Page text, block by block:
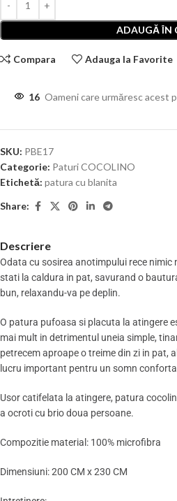
ADAUGĂ ÎN
Compara Adauga la Favorite
16 Oameni care urmăresc acest
SKU: PBE17
Categorie: Paturi COCOLINO
Etichetă: patura cu blanita
Share:
Descriere
Odata cu sosirea anotimpului rece nimic
stati la caldura in pat, savurand o
bun, relaxandu-va pe deplin.
O patura pufoasa si placuta la atingere
mai mult in detrimentul uneia simple,
petrecem aproape o treime din zi in pat,
lucru important pentru un somn
Usor catifelata la atingere, patura
a ocroti cu brio doua persoane.
Compozitie material: 100% microfibra
Dimensiuni: 200 CM x 230 CM